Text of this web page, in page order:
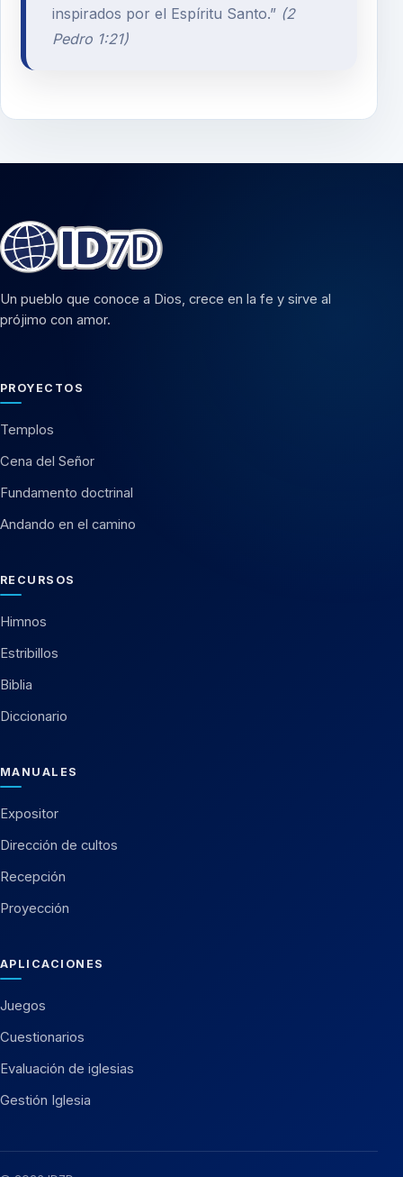
inspirados por el Espíritu Santo.” (2
Pedro 1:21)
Un pueblo que conoce a Dios, crece en la fe y sirve al
prójimo con amor.
PROYECTOS
Templos
Cena del Señor
Fundamento doctrinal
Andando en el camino
RECURSOS
Himnos
Estribillos
Biblia
Diccionario
MANUALES
Expositor
Dirección de cultos
Recepción
Proyección
APLICACIONES
Juegos
Cuestionarios
Evaluación de iglesias
Gestión Iglesia